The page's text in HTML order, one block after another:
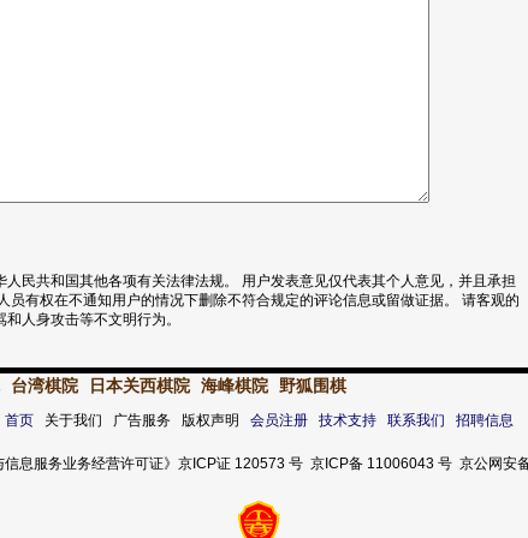
民共和国其他各项有关法律法规。 用户发表意见仅代表其个人意见，并且承担
员有权在不通知用户的情况下删除不符合规定的评论信息或留做证据。 请客观的
人身攻击等不文明行为。
台湾棋院 日本关西棋院 海峰棋院 野狐围棋
首页关于我们 广告服务 版权声明 会员注册 技术支持 联系我们 招聘信息
信息服务业务经营许可证》京ICP证 120573 号 京ICP备 11006043 号 京公网安